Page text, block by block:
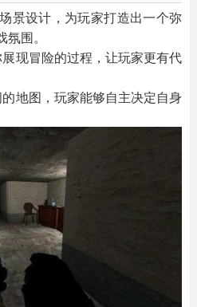
景设计，为玩家打造出一个弥
围。
现冒险的过程，让玩家更有代
地图，玩家能够自主决定自身